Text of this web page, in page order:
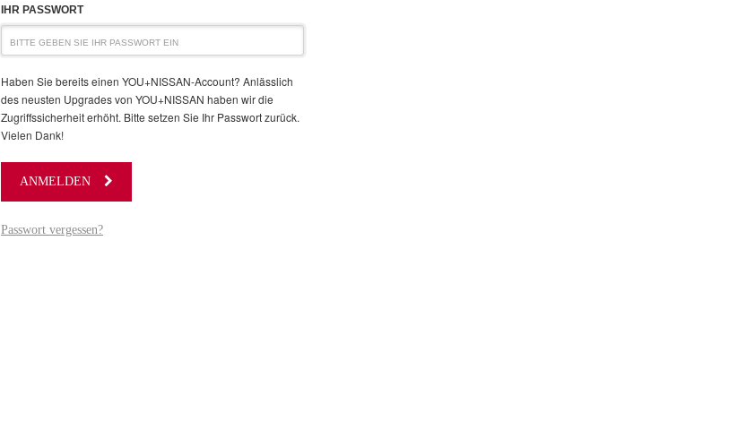
IHR PASSWORT
Haben Sie bereits einen YOU+NISSAN-Account? Anlässlich
des neusten Upgrades von YOU+NISSAN haben wir die
Zugriffssicherheit erhöht. Bitte setzen Sie Ihr Passwort zurück.
Vielen Dank!
ANMELDEN
Passwort vergessen?